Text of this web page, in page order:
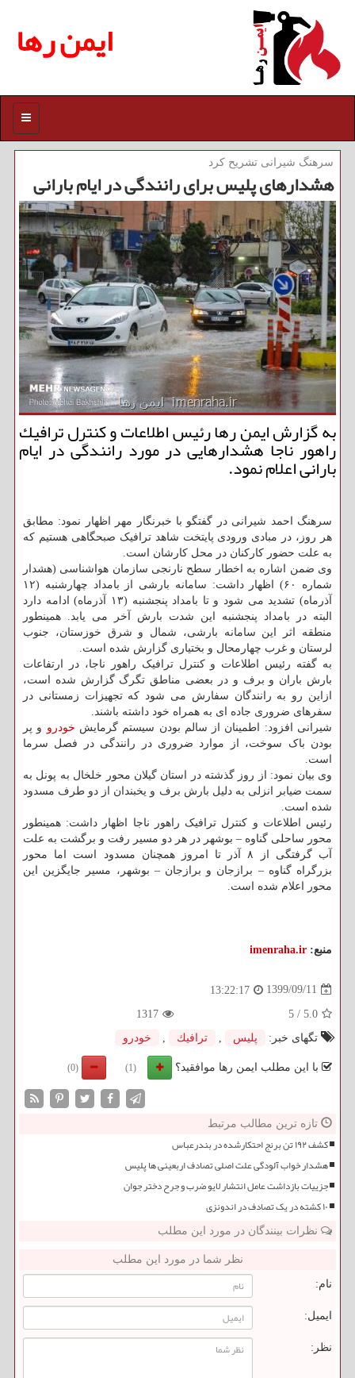
ایمن رها
منو
سرهنگ شیرانی تشریح كرد
هشدارهای پلیس برای رانندگی در ایام بارانی
به گزارش ایمن رها رئیس اطلاعات و كنترل ترافیك
راهور ناجا هشدارهایی در مورد رانندگی در ایام
بارانی اعلام نمود.
سرهنگ احمد شیرانی در گفتگو با خبرنگار مهر اظهار نمود: مطابق
هر روز، در مبادی ورودی پایتخت شاهد ترافیک صبحگاهی هستیم که
به علت حضور کارکنان در محل کارشان است.
وی ضمن اشاره به اخطار سطح نارنجی سازمان هواشناسی (هشدار
شماره ۶۰) اظهار داشت: سامانه بارشی از بامداد چهارشنبه (۱۲
آذرماه) تشدید می شود و تا بامداد پنجشنبه (۱۳ آذرماه) ادامه دارد
البته در بامداد پنجشنبه این شدت بارش آخر می یابد. همینطور
منطقه اثر این سامانه بارشی، شمال و شرق خوزستان، جنوب
لرستان و غرب چهارمحال و بختیاری گزارش شده است.
به گفته رئیس اطلاعات و کنترل ترافیک راهور ناجا، در ارتفاعات
بارش باران و برف و در بعضی مناطق تگرگ گزارش شده است،
ازاین رو به رانندگان سفارش می شود که تجهیزات زمستانی در
سفرهای ضروری جاده ای به همراه خود داشته باشند.
شیرانی افزود: اطمینان از سالم بودن سیستم گرمایش خودرو و پر
بودن باک سوخت، از موارد ضروری در رانندگی در فصل سرما
است.
وی بیان نمود: از روز گذشته در استان گیلان محور خلخال به پونل به
سمت ضیابر انزلی به دلیل بارش برف و یخبندان از دو طرف مسدود
شده است.
رئیس اطلاعات و کنترل ترافیک راهور ناجا اظهار داشت: همینطور
محور ساحلی گناوه – بوشهر در هر دو مسیر رفت و برگشت به علت
آب گرفتگی از ۸ آذر تا امروز همچنان مسدود است اما محور
بزرگراه گناوه – برازجان و برازجان – بوشهر، مسیر جایگزین این
محور اعلام شده است.
منبع: imenraha.ir
1399/09/11
13:22:17
5.0
/
5
1317
تگهای خبر:
پلیس ترافیك خودرو
با این مطلب ایمن رها موافقید؟ (1)
(0)
تازه ترین مطالب مرتبط
کشف ۱۹۲ تن برنج احتکارشده در بندرعباس
هشدار خواب آلودگی علت اصلی تصادف اربعینی ها پلیس
جزییات بازداشت عامل انتشار لایو ضرب و جرح دختر جوان
۱۰ کشته در یک تصادف در اندونزی
نظرات بینندگان در مورد این مطلب
نظر شما در مورد این مطلب
نام:
ایمیل:
نظر: